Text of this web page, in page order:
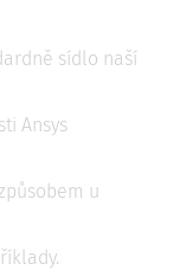
sídlo naší
Ansys
u